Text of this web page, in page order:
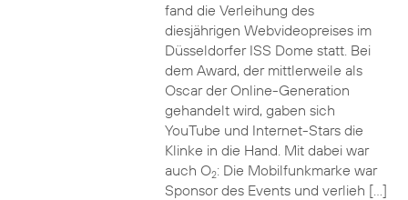
fand die Verleihung des
diesjährigen Webvideopreises im
Düsseldorfer ISS Dome statt. Bei
dem Award, der mittlerweile als
Oscar der Online-Generation
gehandelt wird, gaben sich
YouTube und Internet-Stars die
Klinke in die Hand. Mit dabei war
auch O2: Die Mobilfunkmarke war
Sponsor des Events und verlieh […]